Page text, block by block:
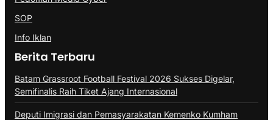
SOP
Info Iklan
Berita Terbaru
Batam Grassroot Football Festival 2026 Sukses Digelar,
Semifinalis Raih Tiket Ajang Internasional
Deputi Imigrasi dan Pemasyarakatan Kemenko Kumham